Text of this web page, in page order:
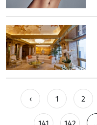
‹ 1 2